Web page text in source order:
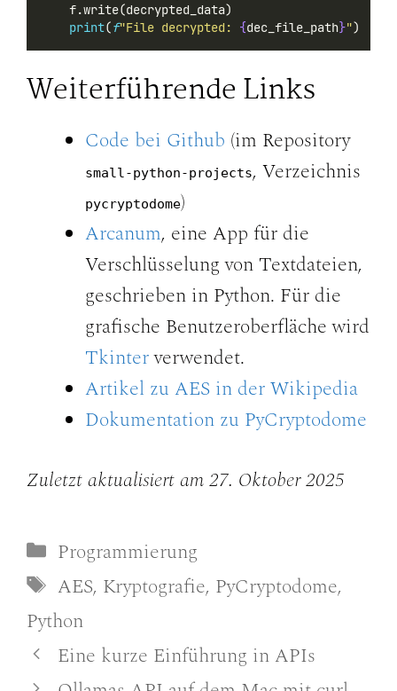
    f.write(decrypted_data)
print(f"File decrypted: {dec_file_path}")
Weiterführende Links
Code bei Github (im Repository
small-python-projects, Verzeichnis
pycryptodome)
Arcanum, eine App für die
Verschlüsselung von Textdateien,
geschrieben in Python. Für die
grafische Benutzeroberfläche wird
Tkinterverwendet.
Artikel zu AES in der Wikipedia
Dokumentation zu PyCryptodome
Zuletzt aktualisiert am 27. Oktober 2025
Kategorien
Programmierung
Schlagwörter
AES, Kryptografie, PyCryptodome,
Python
Eine kurze Einführung in APIs